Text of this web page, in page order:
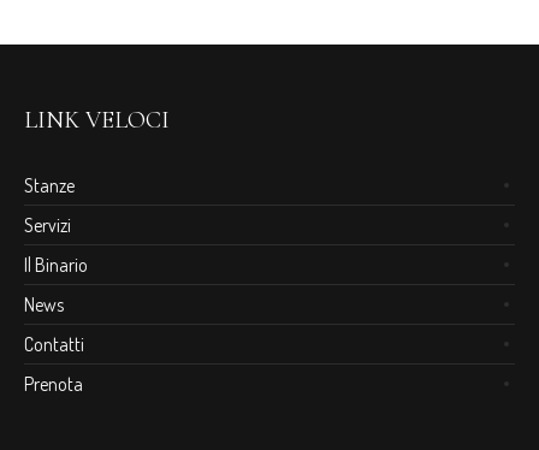
LINK VELOCI
Stanze
Servizi
Il Binario
News
Contatti
Prenota